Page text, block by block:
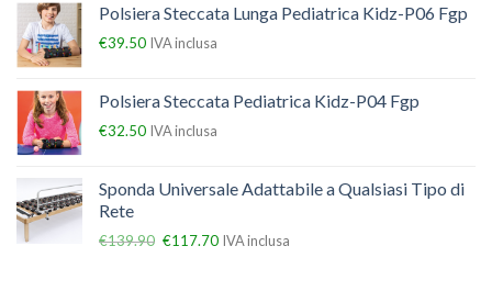
Polsiera Steccata Lunga Pediatrica Kidz-P06 Fgp
€39.50 IVA inclusa
Polsiera Steccata Pediatrica Kidz-P04 Fgp
€32.50 IVA inclusa
Sponda Universale Adattabile a Qualsiasi Tipo di
Rete
€139.90 €117.70 IVA inclusa